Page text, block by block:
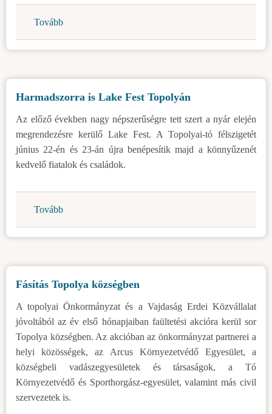
célokkal)
Tovább
nyilvános
hirdetés
Topolya
köztulajdonában
lévő
építési
építési
célokkal)
Harmadszorra is Lake Fest Topolyán
Az előző években nagy népszerűségre tett szert a nyár elején
megrendezésre kerülő Lake Fest. A Topolyai-tó félszigetét
június 22-én és 23-án újra benépesítik majd a könnyűzenét
kedvelő fiatalok és családok.
Tovább
is
Lake
Fásítás Topolya községben
A topolyai Önkormányzat és a Vajdaság Erdei Közvállalat
jóvoltából az év első hónapjaiban faültetési akcióra kerül sor
Topolya községben. Az akcióban az önkormányzat partnerei a
helyi közösségek, az Arcus Környezetvédő Egyesület, a
községbeli vadászegyesületek és társaságok, a Tó
Környezetvédő és Sporthorgász-egyesület, valamint más civil
szervezetek is.